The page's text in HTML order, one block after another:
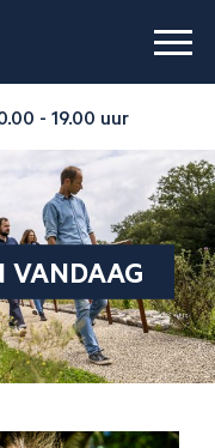
- 19.00 uur